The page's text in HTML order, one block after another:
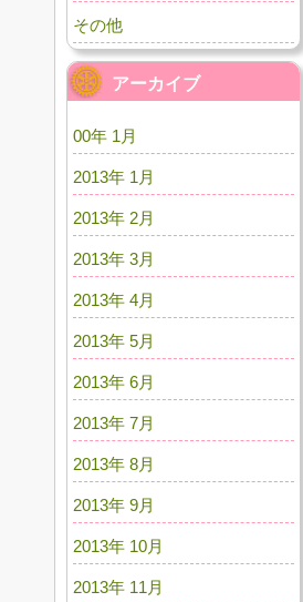
その他
アーカイブ
00年 1月
2013年 1月
2013年 2月
2013年 3月
2013年 4月
2013年 5月
2013年 6月
2013年 7月
2013年 8月
2013年 9月
2013年 10月
2013年 11月